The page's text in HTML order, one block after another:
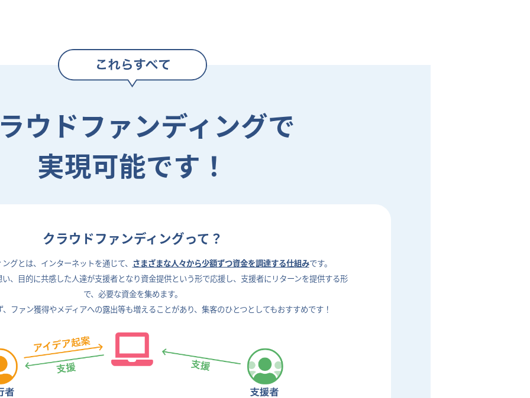
ウドファンディングで
実現可能です！
クラウドファンディングって？
グとは、 インターネットを通じて、 さまざまな人々から少額ずつ資金を調達する仕組みです。
、目的に共感した人達が支援者となり資金提供という形で応援し、支援者にリターンを提供する形
で、 必要な資金を集めます。
ファン獲得やメディアへの露出等も増えることがあり、 集客のひとつとしてもおすすめです！